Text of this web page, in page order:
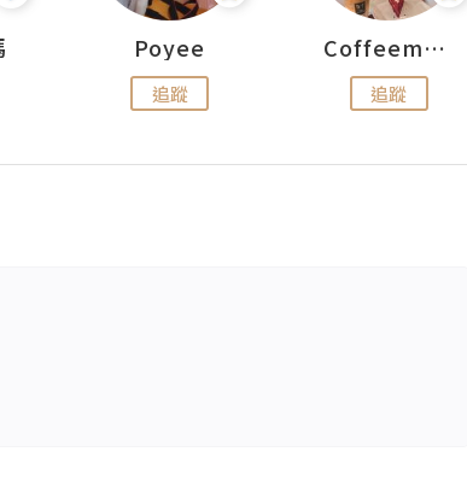
Poyee
追蹤
Coffeemeetjojo
追蹤